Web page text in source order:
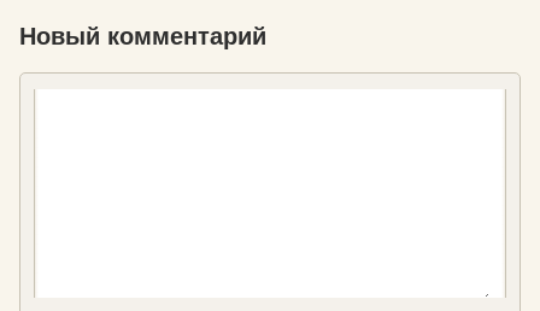
Новый комментарий